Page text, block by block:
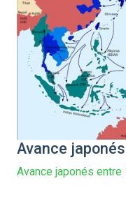
Avance
Avance japonés entre